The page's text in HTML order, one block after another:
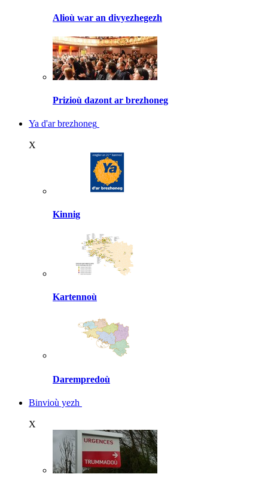
Alioù war an divyezhegezh
Prizioù dazont ar brezhoneg
Ya d'ar brezhoneg
X
Kinnig
Kartennoù
Darempredoù
Binvioù yezh
X